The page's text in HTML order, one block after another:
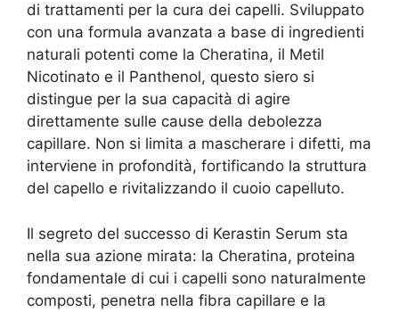
di trattamenti per la cura dei capelli. Sviluppato
con una formula avanzata a base di ingredienti
naturali potenti come la Cheratina, il Metil
Nicotinato e il Panthenol, questo siero si
distingue per la sua capacità di agire
direttamente sulle cause della debolezza
capillare. Non si limita a mascherare i difetti, ma
interviene in profondità, fortificando la struttura
del capello e rivitalizzando il cuoio capelluto.
Il segreto del successo di Kerastin Serum sta
nella sua azione mirata: la Cheratina, proteina
fondamentale di cui i capelli sono naturalmente
composti, penetra nella fibra capillare e la